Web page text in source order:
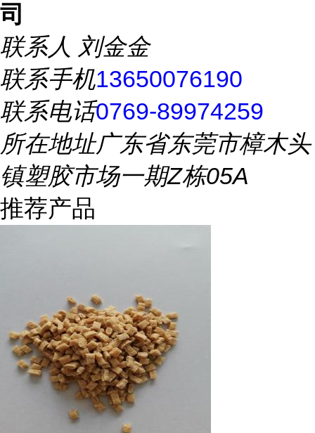
司
联系人 刘金金
联系手机13650076190
联系电话0769-89974259
所在地址广东省东莞市樟木头
镇塑胶市场一期Z栋05A
推荐产品